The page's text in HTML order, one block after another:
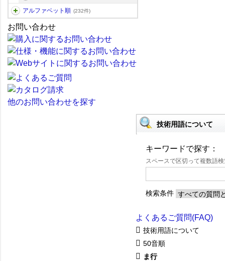
アルファベット順 (232件)
お問い合わせ
他のお問い合わせを探す
技術用語について
キーワードで探す：
スペースで区切って複数語
検索条件
よくあるご質問(FAQ)
技術用語について
50音順
ま行